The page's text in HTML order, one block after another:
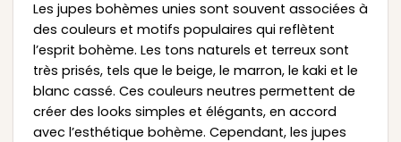
Les jupes bohèmes unies sont souvent associées à
des couleurs et motifs populaires qui reflètent
l’esprit bohème. Les tons naturels et terreux sont
très prisés, tels que le beige, le marron, le kaki et le
blanc cassé. Ces couleurs neutres permettent de
créer des looks simples et élégants, en accord
avec l’esthétique bohème. Cependant, les jupes